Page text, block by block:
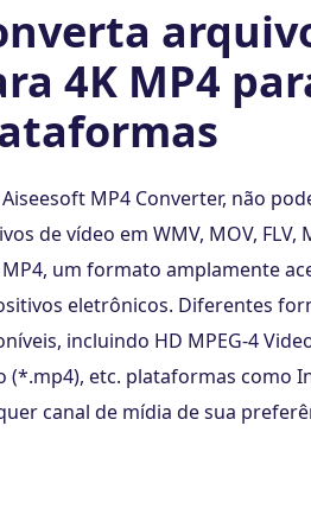
4K MP4
MP4 Converter, não
de vídeo em WMV, MOV,
um formato amplamente
eletrônicos. Diferentes
incluindo HD MPEG-4
(*.mp4), etc. plataformas como
canal de mídia de sua